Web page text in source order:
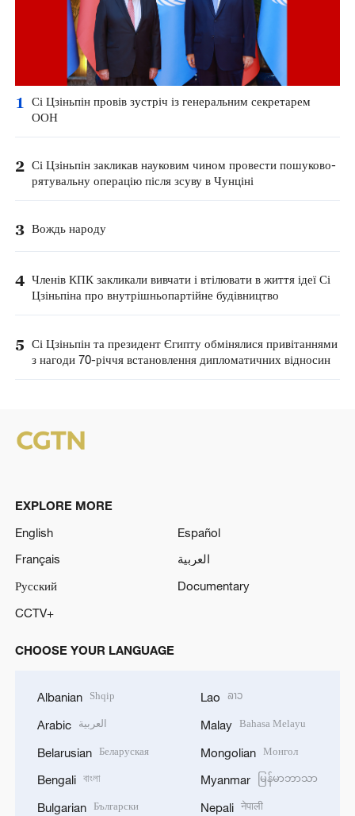
1
Сі Цзіньпін провів зустріч із генеральним секретарем
ООН
2 Сі Цзіньпін закликав науковим чином провести пошуково-
рятувальну операцію після зсуву в Чунціні
3 Вождь народу
4 Членів КПК закликали вивчати і втілювати в життя ідеї Сі
Цзіньпіна про внутрішньопартійне будівництво
5 Сі Цзіньпін та президент Єгипту обмінялися привітаннями
з нагоди 70-річчя встановлення дипломатичних відносин
EXPLORE MORE
English
Español
Français
العربية
Русский
Documentary
CCTV+
CHOOSE YOUR LANGUAGE
Albanian Shqip
Arabic العربية
Belarusian Беларуская
Bengali বাংলা
Bulgarian Български
Lao ລາວ
Malay Bahasa Melayu
Mongolian Монгол
Myanmar မြန်မာဘာသာ
Nepali नेपाली